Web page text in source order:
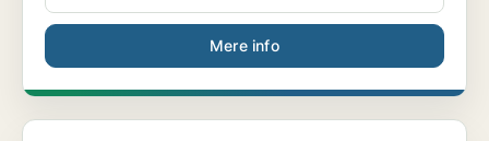
Mere info
Økonomimedarbejder